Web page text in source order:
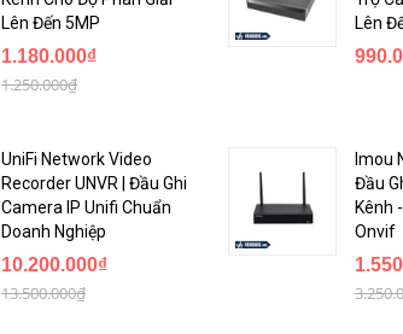
Lên Đến 5MP
1.180.000₫
1.250.000₫
Lên
UniFi Network Video
Recorder UNVR | Đầu Ghi
Camera IP Unifi Chuẩn
Doanh Nghiệp
10.200.000₫
13.500.000₫
Imou
Đầu
Kênh
Onvif